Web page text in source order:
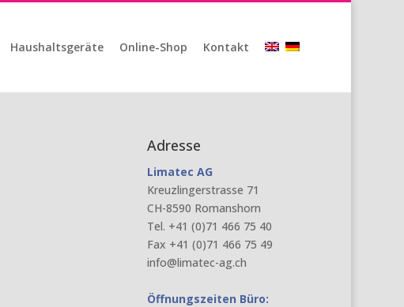
Haushaltsgeräte Online-Shop Kontakt
Adresse
Limatec AG
Kreuzlingerstrasse 71
CH-8590 Romanshorn
Tel. +41 (0)71 466 75 40
Fax +41 (0)71 466 75 49
info@limatec-ag.ch
Öffnungszeiten Büro: